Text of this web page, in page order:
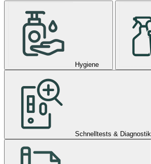
Hygiene
Schnelltests & Diagnostik